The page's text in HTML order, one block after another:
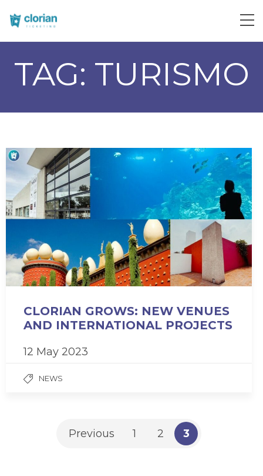
TAG: TURISMO
CLORIAN GROWS: NEW VENUES
AND INTERNATIONAL PROJECTS
12 May 2023
NEWS
Previous 1 2 3